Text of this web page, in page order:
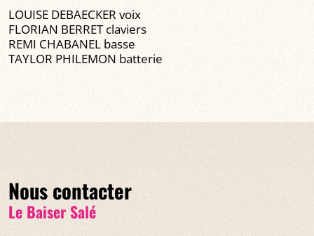
LOUISE DEBAECKER voix
FLORIAN BERRET claviers
REMI CHABANEL basse
TAYLOR PHILEMON batterie
Nous contacter
Le Baiser Salé